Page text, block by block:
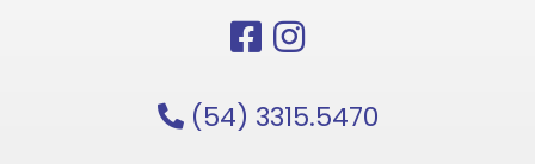
(54) 3315.5470